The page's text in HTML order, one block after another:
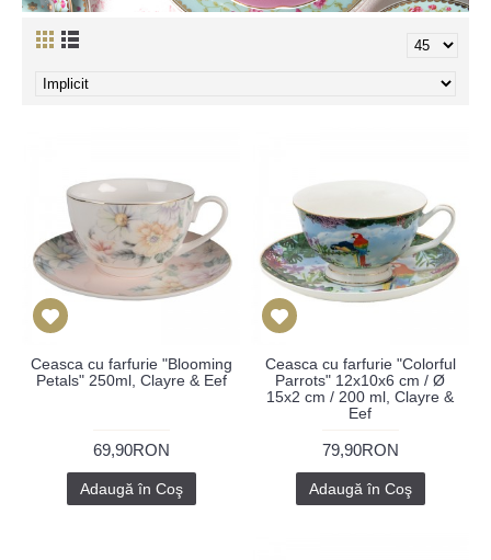
Ceasca cu farfurie "Blooming
Petals" 250ml, Clayre & Eef
69,90RON
Adaugă în Coş
Ceasca cu farfurie "Colorful
Parrots" 12x10x6 cm / Ø
15x2 cm / 200 ml, Clayre &
Eef
79,90RON
Adaugă în Coş